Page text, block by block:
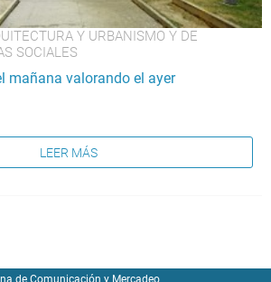
Y URBANISMO Y DE
SOCIALES
mañana valorando el ayer
LEER MÁS
de Comunicación y Mercadeo